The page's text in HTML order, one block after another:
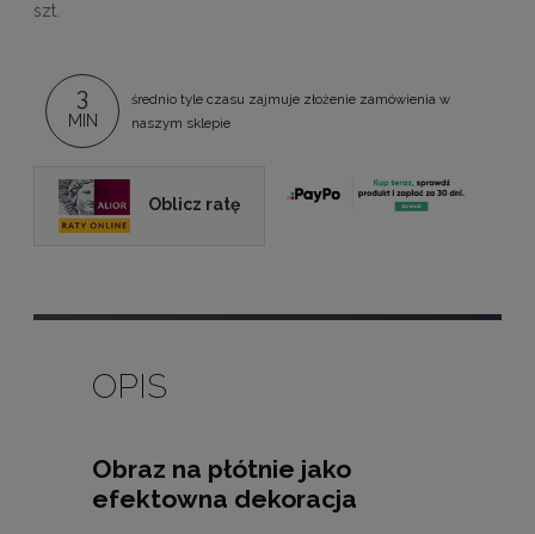
szt.
3
MIN
średnio tyle czasu zajmuje złożenie zamówienia w
naszym sklepie
Oblicz ratę
OPIS
Obraz na płótnie jako
efektowna dekoracja